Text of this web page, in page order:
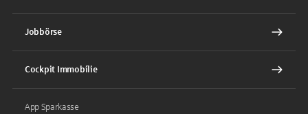
Jobbörse
Cockpit Immobilie
App Sparkasse